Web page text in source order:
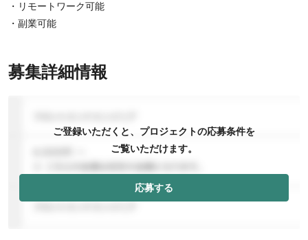
・リモートワーク可能
・副業可能
募集詳細情報
ご登録いただくと、プロジェクトの応募条件を
ご覧いただけます。
応募する